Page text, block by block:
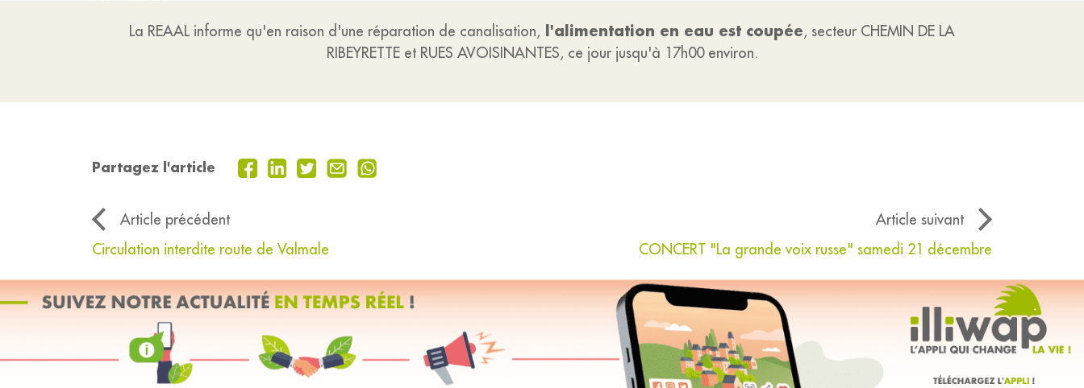
La REAAL informe qu'en raison d'une réparation de canalisation, l'alimentation en eau est coupée, secteur CHEMIN DE LA
RIBEYRETTE et RUES AVOISINANTES, ce jour jusqu'à 17h00 environ.
Partagez l'article
Article précédent
Article suivant
Circulation interdite route de Valmale
CONCERT "La grande voix russe" samedi 21 décembre